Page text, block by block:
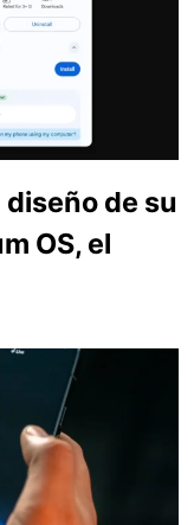
de su
OS, el